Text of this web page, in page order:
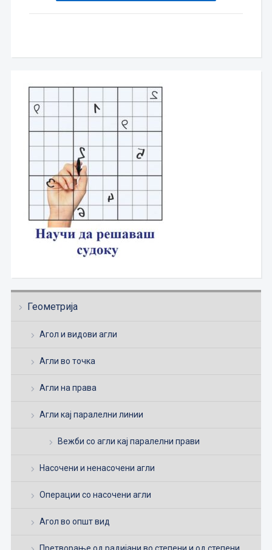
Геометрија
Агол и видови агли
Агли во точка
Агли на права
Агли кај паралелни линии
Вежби со агли кај паралелни прави
Насочени и ненасочени агли
Операции со насочени агли
Агол во општ вид